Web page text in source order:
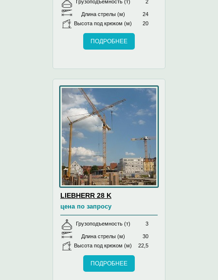
Грузоподъемность (т) 2
Длина стрелы (м)
24
Высота под крюком (м)
20
ПОДРОБНЕЕ
LIEBHERR 28 K
цена по запросу
Грузоподъемность (т) 3
Длина стрелы (м)
30
Высота под крюком (м)
22,5
ПОДРОБНЕЕ